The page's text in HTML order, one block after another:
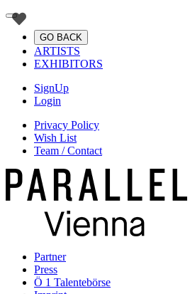
GO BACK
ARTISTS
EXHIBITORS
SignUp
Login
Privacy Policy
Wish List
Team / Contact
Partner
Press
Ö 1 Talentebörse